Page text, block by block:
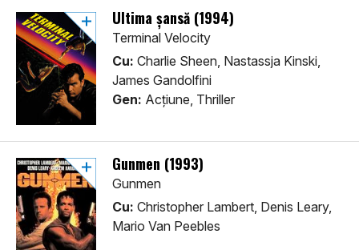
Ultima șansă (1994)
Terminal Velocity
Cu: Charlie Sheen, Nastassja Kinski,
James Gandolfini
Gen: Acţiune, Thriller
Gunmen (1993)
Gunmen
Cu: Christopher Lambert, Denis Leary,
Mario Van Peebles